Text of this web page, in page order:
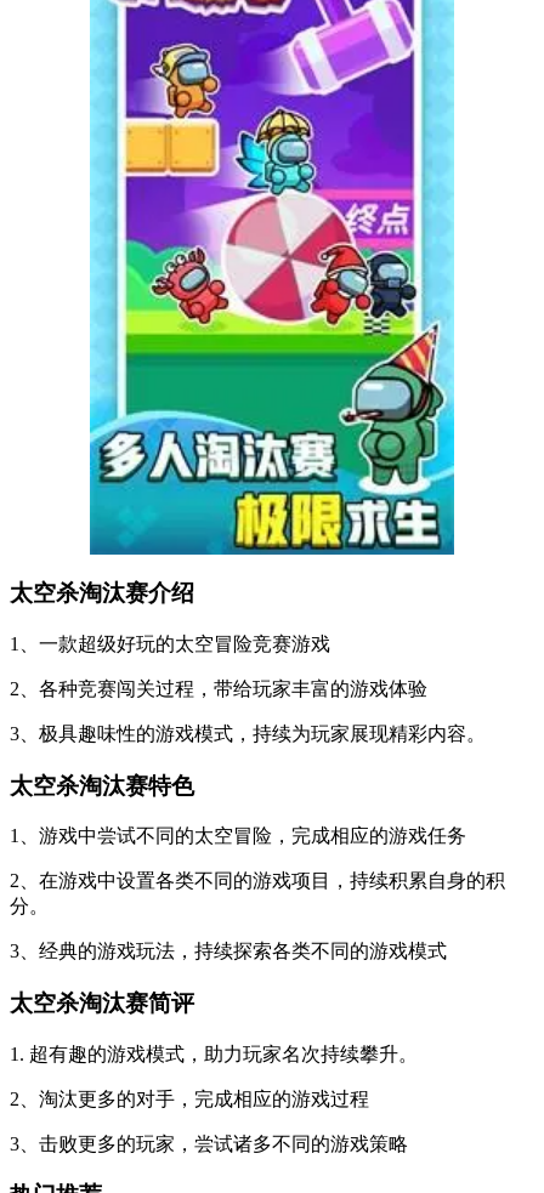
太空杀淘汰赛介绍
1、一款超级好玩的太空冒险竞赛游戏
2、各种竞赛闯关过程，带给玩家丰富的游戏体验
3、极具趣味性的游戏模式，持续为玩家展现精彩内容。
太空杀淘汰赛特色
1、游戏中尝试不同的太空冒险，完成相应的游戏任务
2、在游戏中设置各类不同的游戏项目，持续积累自身的积
分。
3、经典的游戏玩法，持续探索各类不同的游戏模式
太空杀淘汰赛简评
1. 超有趣的游戏模式，助力玩家名次持续攀升。
2、淘汰更多的对手，完成相应的游戏过程
3、击败更多的玩家，尝试诸多不同的游戏策略